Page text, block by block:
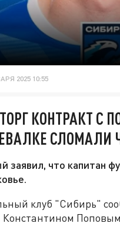
2025 10:55
КОНТРАКТ С
СЛОМАЛИ
заявил, что капитан
клуб "Сибирь"